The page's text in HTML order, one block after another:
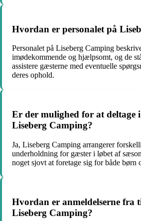
Hvordan er personalet på
Personalet på Liseberg Camping
imødekommende og hjælpsomt, og de
assistere gæsterne med eventuelle
deres ophold.
Er der mulighed for at deltage
Liseberg Camping?
Ja, Liseberg Camping arrangerer
underholdning for gæster i løbet af
noget sjovt at foretage sig for både børn
Hvordan er anmeldelserne fra
Liseberg Camping?